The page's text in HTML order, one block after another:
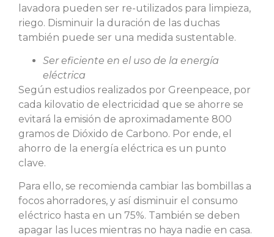
lavadora pueden ser re-utilizados para limpieza,
riego. Disminuir la duración de las duchas
también puede ser una medida sustentable.
Ser eficiente en el uso de la energía
eléctrica
Según estudios realizados por Greenpeace, por
cada kilovatio de electricidad que se ahorre se
evitará la emisión de aproximadamente 800
gramos de Dióxido de Carbono. Por ende, el
ahorro de la energía eléctrica es un punto
clave.
Para ello, se recomienda cambiar las bombillas a
focos ahorradores, y así disminuir el consumo
eléctrico hasta en un 75%. También se deben
apagar las luces mientras no haya nadie en casa.